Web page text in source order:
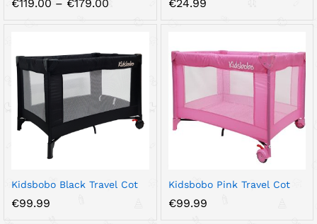
€119.00 – €179.00 €24.99
Kidsbobo Black Travel Cot
€99.99
Kidsbobo Pink Travel Cot
€99.99